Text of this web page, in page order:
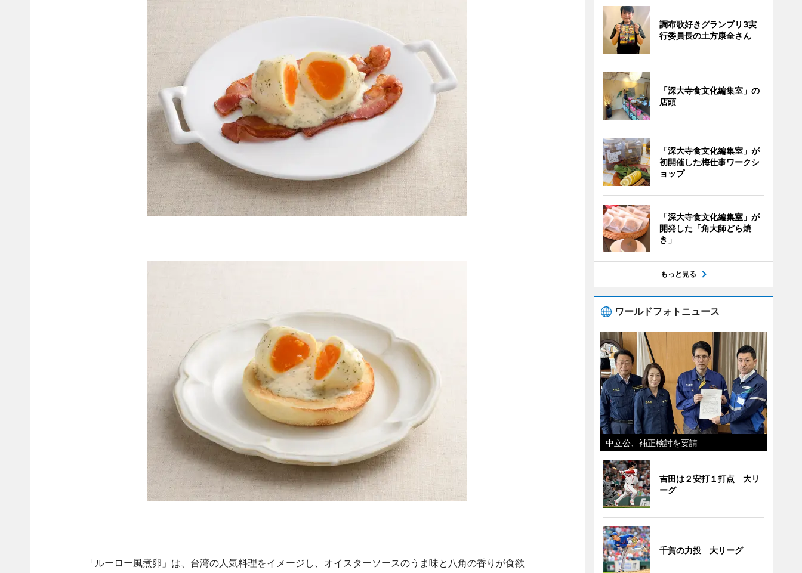
「ルーロー風煮卵」は、台湾の人気料理をイメージし、オイスターソースのうま味と八角の香りが食欲
調布歌好きグランプリ3実
行委員長の土方康全さん
「深大寺食文化編集室」の
店頭
「深大寺食文化編集室」が
初開催した梅仕事ワークシ
ョップ
「深大寺食文化編集室」が
開発した「角大師どら焼
き」
もっと見る
ワールドフォトニュース
中立公、補正検討を要請
吉田は２安打１打点 大リ
ーグ
千賀の力投 大リーグ